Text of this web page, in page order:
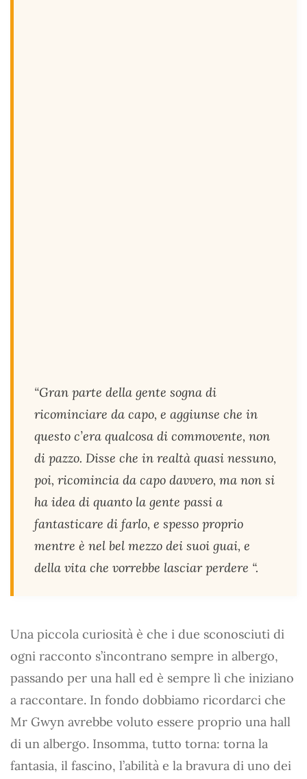
“Gran parte della gente sogna di
ricominciare da capo, e aggiunse che in
questo c’era qualcosa di commovente, non
di pazzo. Disse che in realtà quasi nessuno,
poi, ricomincia da capo davvero, ma non si
ha idea di quanto la gente passi a
fantasticare di farlo, e spesso proprio
mentre è nel bel mezzo dei suoi guai, e
della vita che vorrebbe lasciar perdere “.
Una piccola curiosità è che i due sconosciuti di
ogni racconto s’incontrano sempre in albergo,
passando per una hall ed è sempre lì che iniziano
a raccontare. In fondo dobbiamo ricordarci che
Mr Gwyn avrebbe voluto essere proprio una hall
di un albergo. Insomma, tutto torna: torna la
fantasia, il fascino, l’abilità e la bravura di uno dei